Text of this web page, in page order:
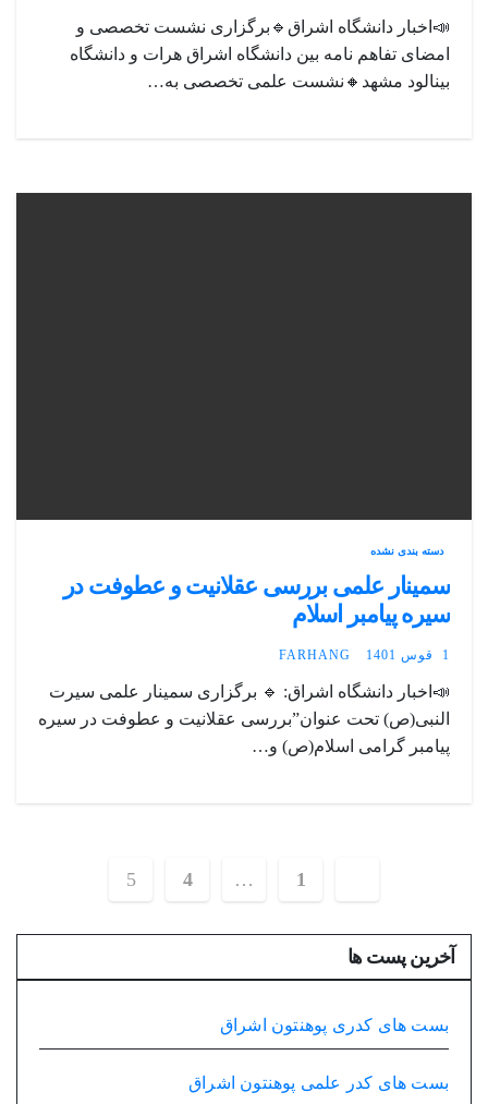
📣اخبار دانشگاه اشراق🔹برگزاری نشست تخصصی و
امضای تفاهم نامه بین دانشگاه اشراق هرات و دانشگاه
بینالود مشهد🔸نشست علمی تخصصی به…
دسته بندی نشده
سمینار علمی بررسی عقلانیت و عطوفت در
سیره پیامبر اسلام
1 قوس 1401 FARHANG
📣اخبار دانشگاه اشراق: 🔹 برگزاری سمینار علمی سیرت
النبی(ص) تحت عنوان”بررسی عقلانیت و عطوفت در سیره
پیامبر گرامی اسلام(ص) و…
صفحه‌بندی
1
…
4
5
آخرین پست ها
بست های کدری پوهنتون اشراق
بست های کدر علمی پوهنتون اشراق